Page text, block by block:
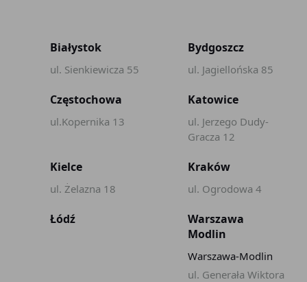
Białystok
ul. Sienkiewicza 55
Bydgoszcz
ul. Jagiellońska 85
Częstochowa
ul.Kopernika 13
Katowice
ul. Jerzego Dudy-
Gracza 12
Kielce
ul. Żelazna 18
Kraków
ul. Ogrodowa 4
Łódź
Warszawa
Modlin
Warszawa-Modlin
ul. Generała Wiktora